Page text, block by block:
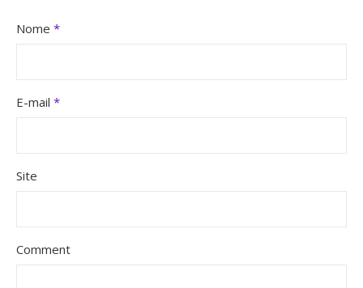
Nome *
E-mail *
Site
Comment